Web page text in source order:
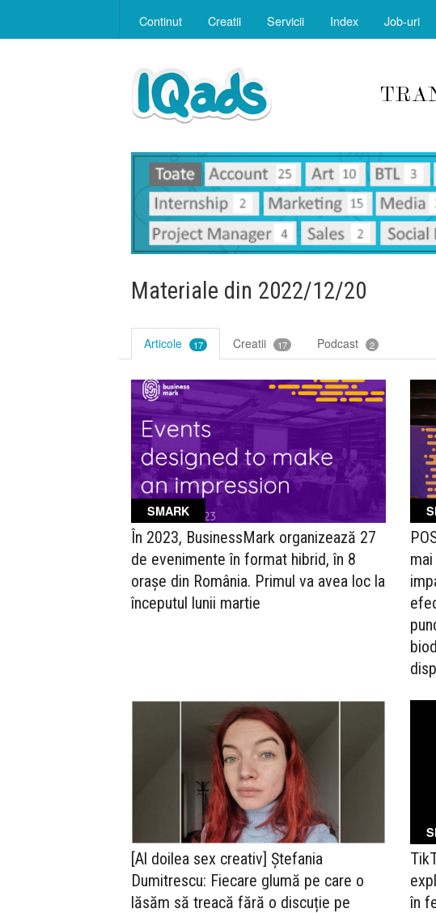
Continut Creatii Servicii Index Job-uri
Materiale din 2022/12/20
Articole 17 Creatii 17 Podcast 2
SMARK
În 2023, BusinessMark organizează 27
de evenimente în format hibrid, în 8
orașe din România. Primul va avea loc la
începutul lunii martie
[Al doilea sex creativ] Ștefania
Dumitrescu: Fiecare glumă pe care o
lăsăm să treacă fără o discuție pe
în